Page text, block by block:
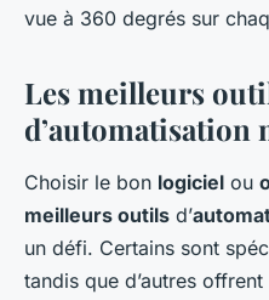
vue à 360 degrés sur
Les meilleurs
d’automatisation
Choisir le bon logiciel ou
meilleurs outils d’
un défi. Certains sont
tandis que d’autres